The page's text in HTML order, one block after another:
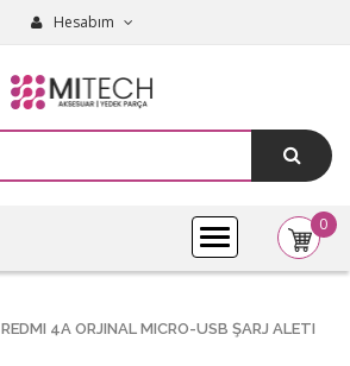
Hesabım
0
-
REDMI 4A ORJINAL MICRO-USB ŞARJ ALETI